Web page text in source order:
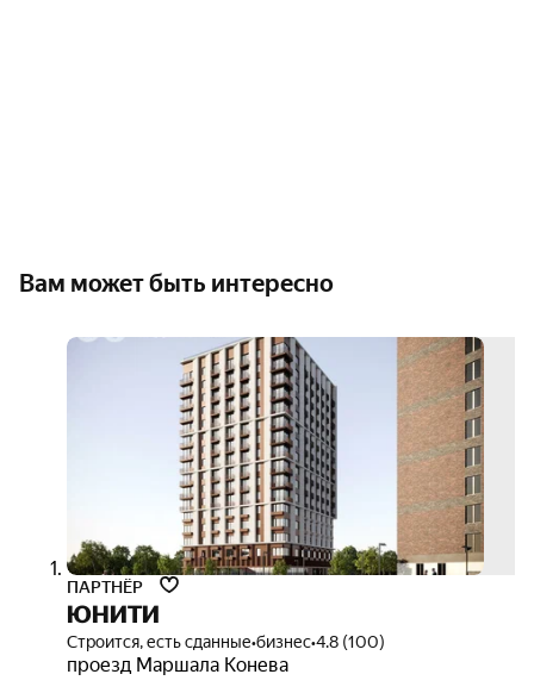
Вам может быть интересно
ПАРТНЁР
ЮНИТИ
Строится, есть сданные•бизнес•4.8 (100)
проезд Маршала Конева